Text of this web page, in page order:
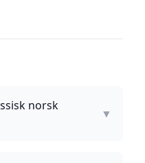
norsk
▼